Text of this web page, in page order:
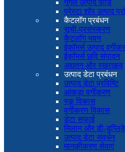
गूगल उत्पाद फ़ीड
प्रेस्टा शॉप उत्पाद
कैटलॉग प्रबंधन
सूची-प्रसंस्करण
कैटलॉग भवन
ईकॉमर्स उत्पाद
ईकॉमर्स छवि संपादन
अद्यतन और रखरखाव
उत्पाद डेटा प्रबंधन
उत्पाद डेटा प्रविष्टि
आंकड़ा वर्गीकरण
स्कू विकास
वर्गीकरण विकास
डेटा सफाई
मिलान और डी-
उत्पाद डेटा संवर्धन
मानकीकरण सेवाएं